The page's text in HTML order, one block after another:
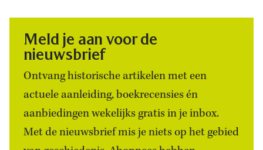
Meld je aan voor de
nieuwsbrief
Ontvang historische artikelen met een
actuele aanleiding, boekrecensies én
aanbiedingen wekelijks gratis in je inbox.
Met de nieuwsbrief mis je niets op het gebied